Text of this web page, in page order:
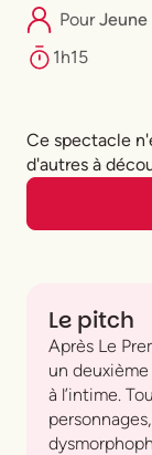
Pour⁠Jeune
1h15
Ce spectacle
d'autres à
Le pitch
Après Le
un
à l’intime.